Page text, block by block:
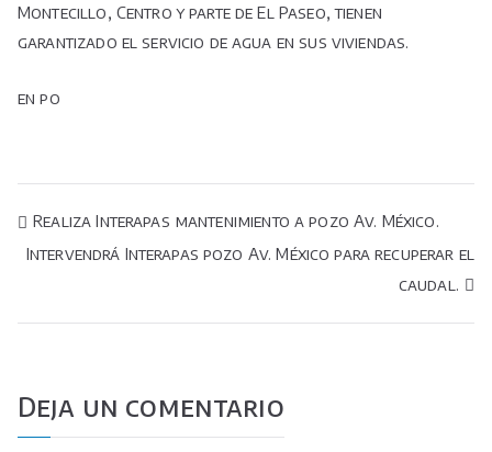
Montecillo, Centro y parte de El Paseo, tienen
garantizado el servicio de agua en sus viviendas.
en po
Navegación
de
entradas
Realiza Interapas mantenimiento a pozo Av. México.
Intervendrá Interapas pozo Av. México para recuperar el
caudal.
Deja un comentario